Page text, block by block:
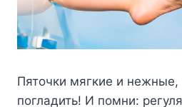
Пяточки мягкие и нежные,
погладить! И помни: